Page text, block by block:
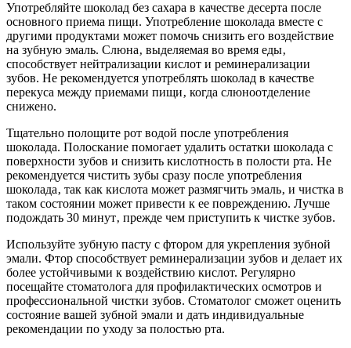
Употребляйте шоколад без сахара в качестве десерта после
основного приема пищи. Употребление шоколада вместе с
другими продуктами может помочь снизить его воздействие
на зубную эмаль. Слюна‚ выделяемая во время еды‚
способствует нейтрализации кислот и реминерализации
зубов. Не рекомендуется употреблять шоколад в качестве
перекуса между приемами пищи‚ когда слюноотделение
снижено.
Тщательно полощите рот водой после употребления
шоколада. Полоскание помогает удалить остатки шоколада с
поверхности зубов и снизить кислотность в полости рта. Не
рекомендуется чистить зубы сразу после употребления
шоколада‚ так как кислота может размягчить эмаль‚ и чистка в
таком состоянии может привести к ее повреждению. Лучше
подождать 30 минут‚ прежде чем приступить к чистке зубов.
Используйте зубную пасту с фтором для укрепления зубной
эмали. Фтор способствует реминерализации зубов и делает их
более устойчивыми к воздействию кислот. Регулярно
посещайте стоматолога для профилактических осмотров и
профессиональной чистки зубов. Стоматолог сможет оценить
состояние вашей зубной эмали и дать индивидуальные
рекомендации по уходу за полостью рта.